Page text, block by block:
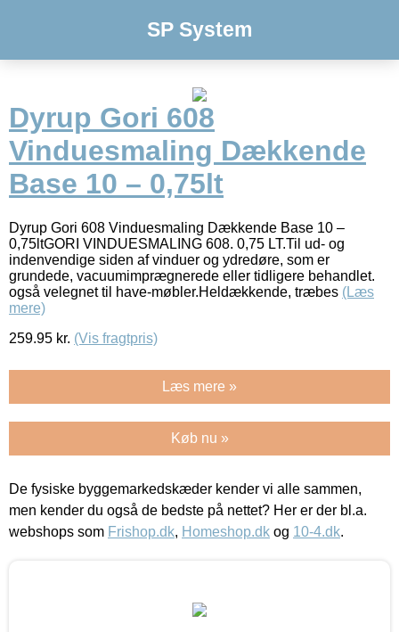
SP System
Dyrup Gori 608
Vinduesmaling Dækkende
Base 10 – 0,75lt
Dyrup Gori 608 Vinduesmaling Dækkende Base 10 –
0,75ltGORI VINDUESMALING 608. 0,75 LT.Til ud- og
indenvendige siden af vinduer og ydredøre, som er
grundede, vacuumimprægnerede eller tidligere behandlet.
også velegnet til have-møbler.Heldækkende, træbes (Læs
mere)
259.95 kr. (Vis fragtpris)
Læs mere »
Køb nu »
De fysiske byggemarkedskæder kender vi alle sammen,
men kender du også de bedste på nettet? Her er der bl.a.
webshops som Frishop.dk, Homeshop.dk og 10-4.dk.